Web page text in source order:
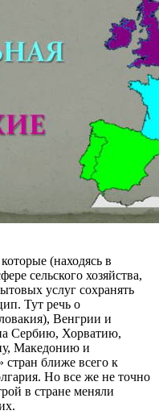
(находясь в
сельского хозяйства,
услуг сохранять
Тут речь о
Венгрии и
Сербию, Хорватию,
Македонию и
ближе всего к
Но все же не точно
в стране меняли